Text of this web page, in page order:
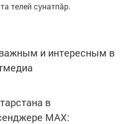
телей сунатпӑр.
и интересным в
в
MАХ: